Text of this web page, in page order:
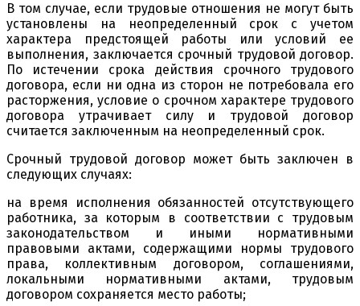
В том случае, если трудовые отношения не могут быть
установлены на неопределенный срок с учетом
характера предстоящей работы или условий ее
выполнения, заключается срочный трудовой договор.
По истечении срока действия срочного трудового
договора, если ни одна из сторон не потребовала его
расторжения, условие о срочном характере трудового
договора утрачивает силу и трудовой договор
считается заключенным на неопределенный срок.
Срочный трудовой договор может быть заключен в
следующих случаях:
на время исполнения обязанностей отсутствующего
работника, за которым в соответствии с трудовым
законодательством и иными нормативными
правовыми актами, содержащими нормы трудового
права, коллективным договором, соглашениями,
локальными нормативными актами, трудовым
договором сохраняется место работы;